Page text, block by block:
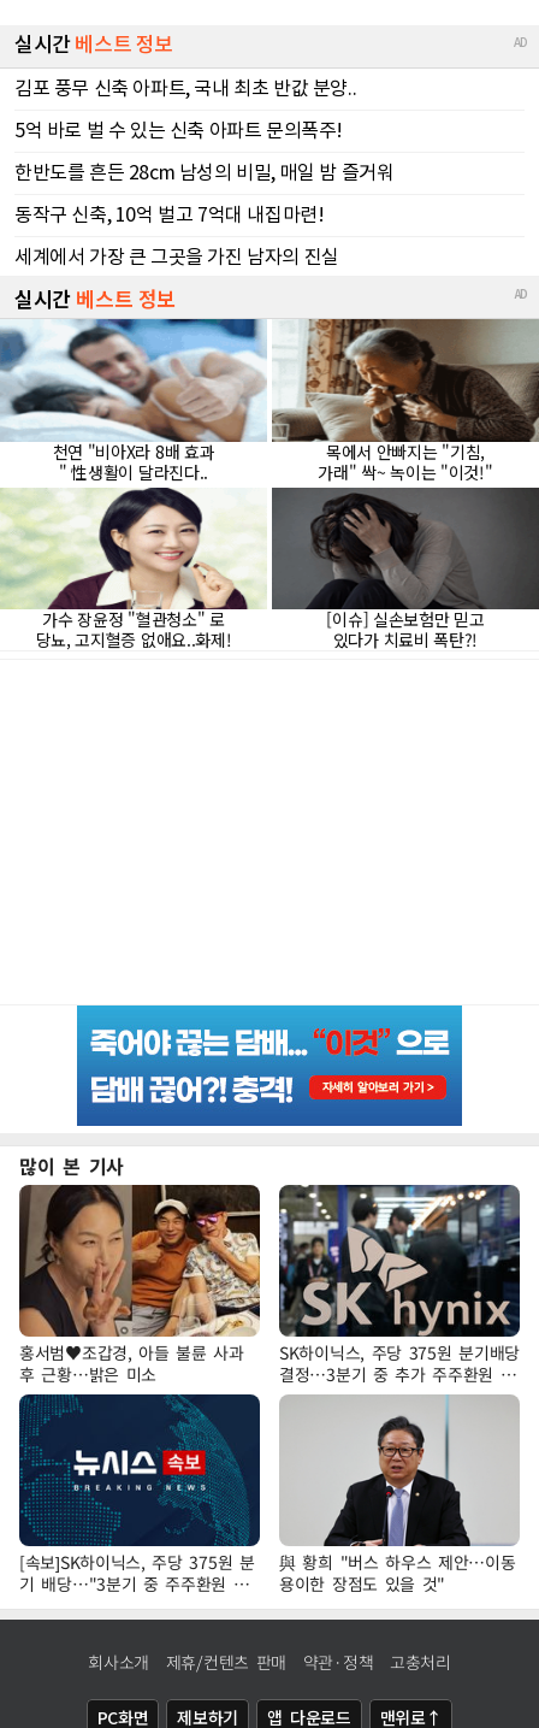
많이 본 기사
홍서범♥조갑경, 아들 불륜 사과
후 근황…밝은 미소
SK하이닉스, 주당 375원 분기배당
결정…3분기 중 추가 주주환원 발
표
[속보]SK하이닉스, 주당 375원 분
기 배당…"3분기 중 주주환원 방
안 확정"
與 황희 "버스 하우스 제안…이동
용이한 장점도 있을 것"
회사소개 제휴/컨텐츠 판매 약관·정책 고충처리
PC화면 제보하기 앱 다운로드 맨위로↑